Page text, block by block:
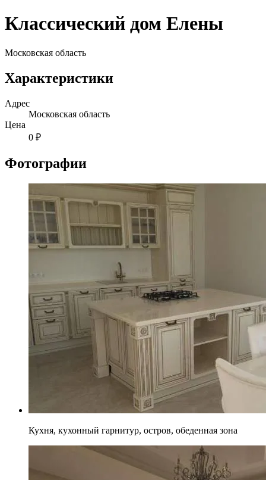
Классический дом Елены
Московская область
Характеристики
Адрес
Московская область
Цена
0 ₽
Фотографии
Кухня, кухонный гарнитур, остров, обеденная зона